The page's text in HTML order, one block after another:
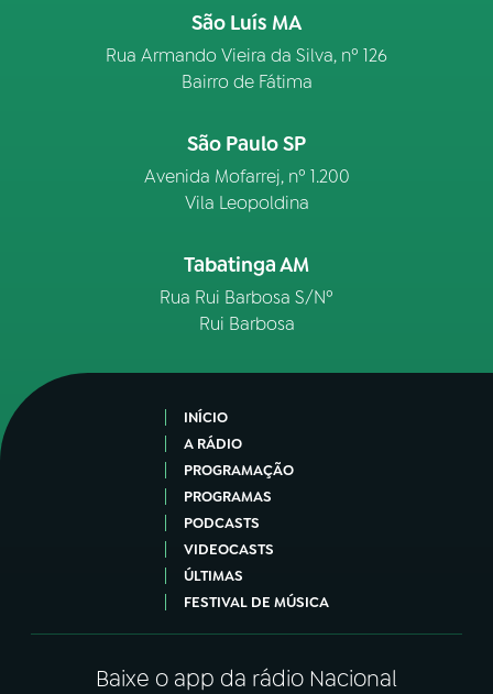
São Luís MA
Rua Armando Vieira da Silva, nº 126
Bairro de Fátima
São Paulo SP
Avenida Mofarrej, nº 1.200
Vila Leopoldina
Tabatinga AM
Rua Rui Barbosa S/Nº
Rui Barbosa
INÍCIO
A RÁDIO
PROGRAMAÇÃO
PROGRAMAS
PODCASTS
VIDEOCASTS
ÚLTIMAS
FESTIVAL DE MÚSICA
Baixe o app da rádio Nacional